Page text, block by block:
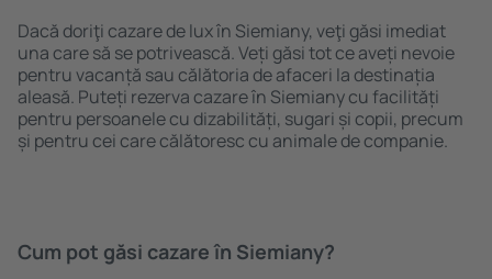
Dacă doriţi cazare de lux în Siemiany, veţi găsi imediat
una care să se potrivească. Veți găsi tot ce aveți nevoie
pentru vacanță sau călătoria de afaceri la destinația
aleasă. Puteți rezerva cazare în Siemiany cu facilități
pentru persoanele cu dizabilități, sugari și copii, precum
și pentru cei care călătoresc cu animale de companie.
Cum pot găsi cazare în Siemiany?